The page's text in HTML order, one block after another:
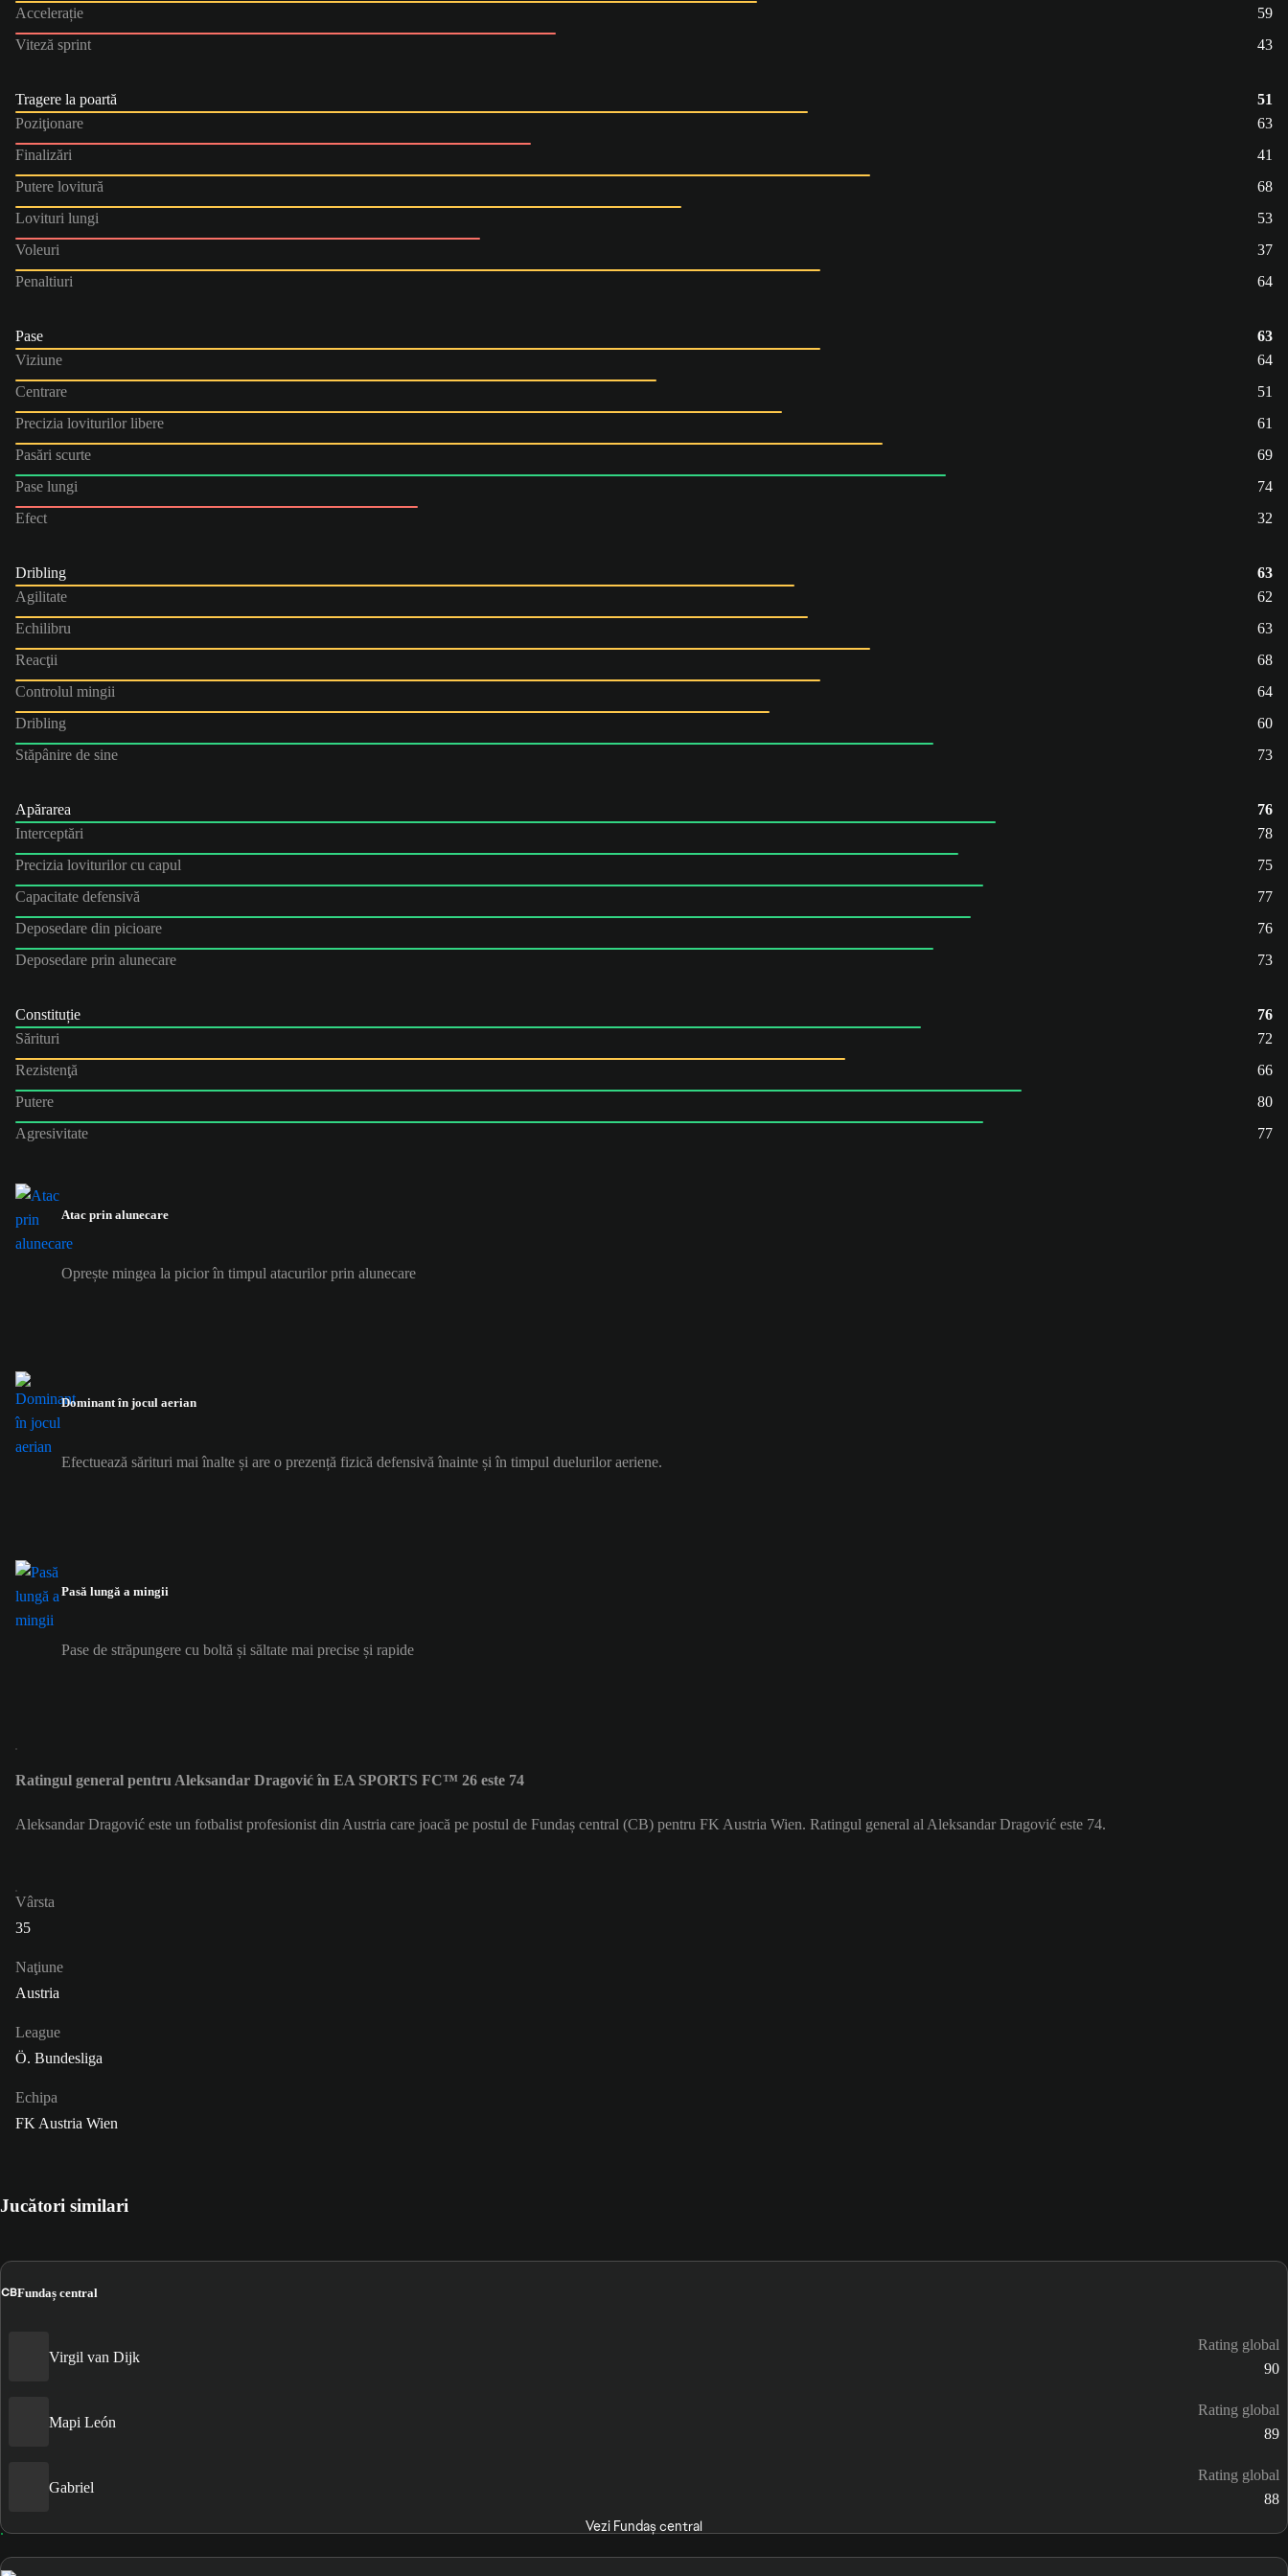
Accelerație
59
Viteză sprint
43
Tragere la poartă
51
Poziţionare
63
Finalizări
41
Putere lovitură
68
Lovituri lungi
53
Voleuri
37
Penaltiuri
64
Pase
63
Viziune
64
Centrare
51
Precizia loviturilor libere
61
Pasări scurte
69
Pase lungi
74
Efect
32
Dribling
63
Agilitate
62
Echilibru
63
Reacţii
68
Controlul mingii
64
Dribling
60
Stăpânire de sine
73
Apărarea
76
Interceptări
78
Precizia loviturilor cu capul
75
Capacitate defensivă
77
Deposedare din picioare
76
Deposedare prin alunecare
73
Constituție
76
Sărituri
72
Rezistenţă
66
Putere
80
Agresivitate
77
Atac prin alunecare
Oprește mingea la picior în timpul atacurilor prin alunecare
Dominant în jocul aerian
Efectuează sărituri mai înalte și are o prezență fizică defensivă înainte și în timpul duelurilor aeriene.
Pasă lungă a mingii
Pase de străpungere cu boltă și săltate mai precise și rapide
Ratingul general pentru Aleksandar Dragović în EA SPORTS FC™ 26 este 74
Aleksandar Dragović este un fotbalist profesionist din Austria care joacă pe postul de Fundaș central (CB) pentru FK Austria Wien. Ratingul general al Aleksandar Dragović este 74.
Vârsta
35
Naţiune
Austria
League
Ö. Bundesliga
Echipa
FK Austria Wien
Jucători similari
CBFundaș central
Virgil van Dijk
Rating global
90
Mapi León
Rating global
89
Gabriel
Rating global
88
Vezi Fundaș central